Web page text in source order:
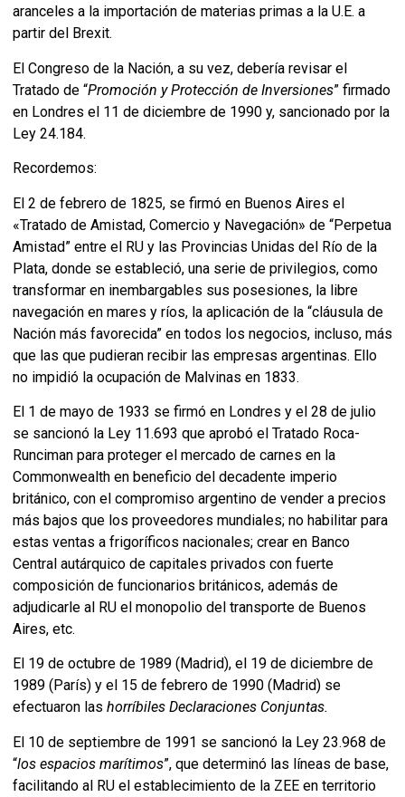
aranceles a la importación de materias primas a la U.E. a
partir del Brexit.
El Congreso de la Nación, a su vez, debería revisar el
Tratado de “Promoción y Protección de Inversiones” firmado
en Londres el 11 de diciembre de 1990 y, sancionado por la
Ley 24.184.
Recordemos:
El 2 de febrero de 1825, se firmó en Buenos Aires el
«Tratado de Amistad, Comercio y Navegación» de “Perpetua
Amistad” entre el RU y las Provincias Unidas del Río de la
Plata, donde se estableció, una serie de privilegios, como
transformar en inembargables sus posesiones, la libre
navegación en mares y ríos, la aplicación de la “cláusula de
Nación más favorecida” en todos los negocios, incluso, más
que las que pudieran recibir las empresas argentinas. Ello
no impidió la ocupación de Malvinas en 1833.
El 1 de mayo de 1933 se firmó en Londres y el 28 de julio
se sancionó la Ley 11.693 que aprobó el Tratado Roca-
Runciman para proteger el mercado de carnes en la
Commonwealth en beneficio del decadente imperio
británico, con el compromiso argentino de vender a precios
más bajos que los proveedores mundiales; no habilitar para
estas ventas a frigoríficos nacionales; crear en Banco
Central autárquico de capitales privados con fuerte
composición de funcionarios británicos, además de
adjudicarle al RU el monopolio del transporte de Buenos
Aires, etc.
El 19 de octubre de 1989 (Madrid), el 19 de diciembre de
1989 (París) y el 15 de febrero de 1990 (Madrid) se
efectuaron las horríbiles Declaraciones Conjuntas.
El 10 de septiembre de 1991 se sancionó la Ley 23.968 de
“los espacios marítimos”, que determinó las líneas de base,
facilitando al RU el establecimiento de la ZEE en territorio